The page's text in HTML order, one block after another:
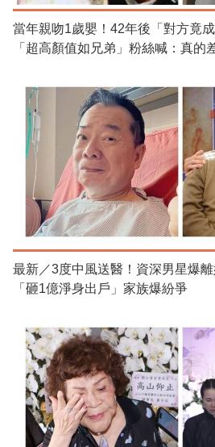
當年親吻1歲嬰！42年後「對方竟
「超高顏值如兄弟」粉絲喊：真的
最新／3度中風送醫！資深男星爆
「砸1億淨身出戶」家族爆紛爭